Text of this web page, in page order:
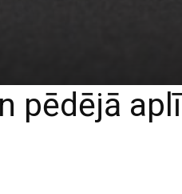
pēdējā aplī